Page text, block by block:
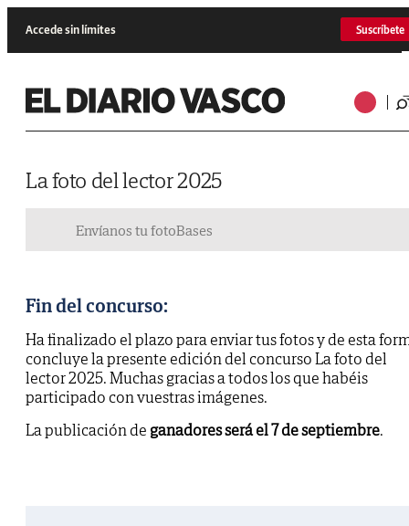
Accede sin límites Suscríbete
La foto del lector 2025
Envíanos tu fotoBases
Fin del concurso:
Ha finalizado el plazo para enviar tus fotos y de esta
concluye la presente edición del concurso La foto del
lector 2025. Muchas gracias a todos los que habéis
participado con vuestras imágenes.
La publicación de ganadores será el 7 de septiembre.